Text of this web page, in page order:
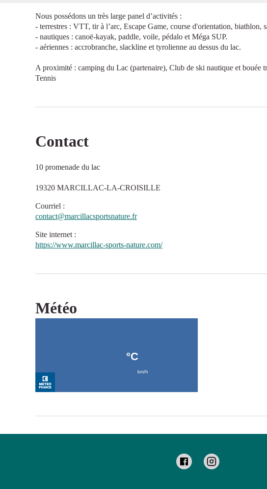
Nous possédons un très large panel d’activités :
- terrestres : VTT, tir à l’arc, Escape Game, course d'orientation, biathlon,
- nautiques : canoë-kayak, paddle, voile, pédalo et Méga SUP.
- aériennes : accrobranche, slackline et tyrolienne au dessus du lac.
A proximité : camping du Lac (partenaire), Club de ski nautique et bouée
Tennis
Contact
10 promenade du lac
19320 MARCILLAC-LA-CROISILLE
Courriel :
contact@marcillacsportsnature.fr
Site internet :
https://www.marcillac-sports-nature.com/
Météo